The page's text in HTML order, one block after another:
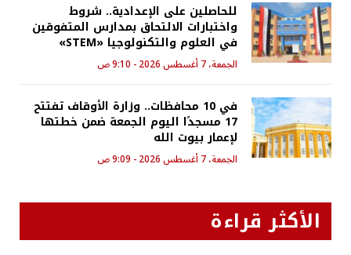
للحاصلين على الإعدادية.. شروط
واختبارات الالتحاق بمدارس المتفوقين
في العلوم والتكنولوجيا «STEM»
الجمعة، 7 أغسطس 2026 - 9:10 ص
في 10 محافظات.. وزارة الأوقاف تفتتح
17 مسجدًا اليوم الجمعة ضمن خطتها
لإعمار بيوت الله
الجمعة، 7 أغسطس 2026 - 9:09 ص
الأكثر قراءة